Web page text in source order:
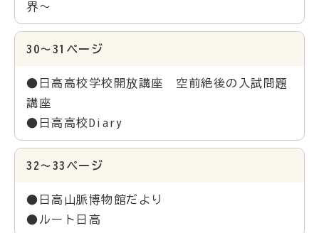
界～
30～31ページ
●日高高校学校開放講座 空前絶後の入試問題
講座
●日高高校Diary
32～33ページ
●日高山脈博物館だより
●ルート日高